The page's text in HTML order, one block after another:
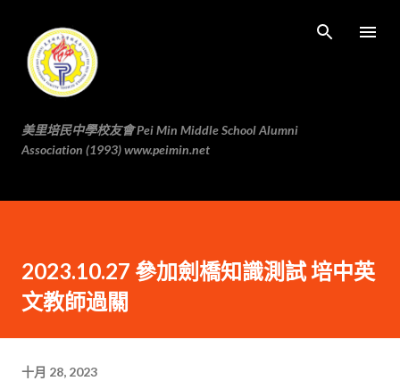
美里培民中學校友會 Pei Min Middle School Alumni
Association (1993) www.peimin.net
2023.10.27 參加劍橋知識測試 培中英
文教師過關
十月 28, 2023